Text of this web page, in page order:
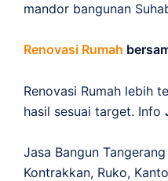
mandor bangunan
Renovasi Rumah
Renovasi Rumah lebih
hasil sesuai target. Info
Jasa Bangun
Kontrakkan, Ruko,